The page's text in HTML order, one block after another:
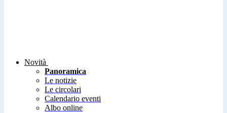
Novità
Panoramica
Le notizie
Le circolari
Calendario eventi
Albo online